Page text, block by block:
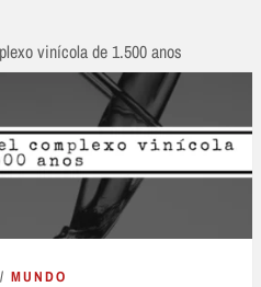
vinícola de 1.500 anos
/ MUNDO